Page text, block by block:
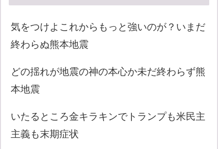
気をつけよこれからもっと強いのが？いまだ
終わらぬ熊本地震
どの揺れが地震の神の本心か未だ終わらず熊
本地震
いたるところ金キラキンでトランプも米民主
主義も末期症状